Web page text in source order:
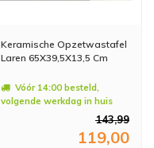
Keramische Opzetwastafel
Laren 65X39,5X13,5 Cm
Vóór 14:00 besteld,
volgende werkdag in huis
143,99
119,00